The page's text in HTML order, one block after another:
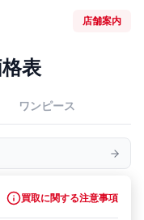
店舗案内
表
ワンピース
買取に関する注意事項